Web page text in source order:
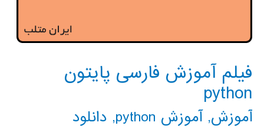
فیلم آموزش فارسی پایتون
python
آموزش,آموزش python , دانلود